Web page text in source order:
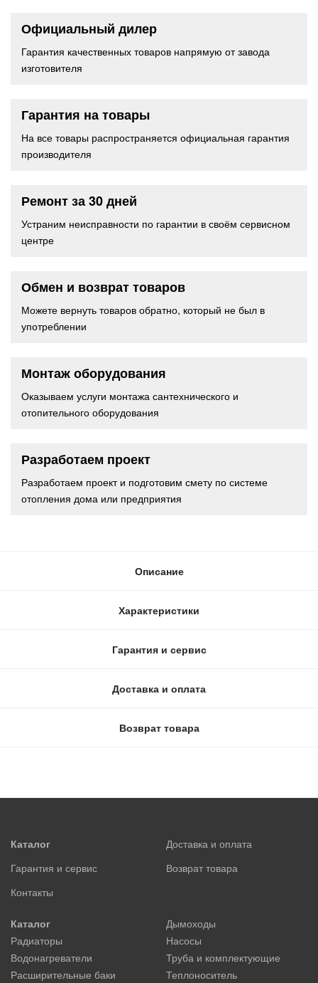
Официальный дилер
Гарантия качественных товаров напрямую от завода
изготовителя
Гарантия на товары
На все товары распространяется официальная гарантия
производителя
Ремонт за 30 дней
Устраним неисправности по гарантии в своём сервисном
центре
Обмен и возврат товаров
Можете вернуть товаров обратно, который не был в
употреблении
Монтаж оборудования
Оказываем услуги монтажа сантехнического и
отопительного оборудования
Разработаем проект
Разработаем проект и подготовим смету по системе
отопления дома или предприятия
Описание
Характеристики
Гарантия и сервис
Доставка и оплата
Возврат товара
Каталог
Доставка и оплата
Гарантия и сервис
Возврат товара
Контакты
Каталог
Дымоходы
Радиаторы
Насосы
Водонагреватели
Труба и комплектующие
Расширительные баки
Теплоноситель